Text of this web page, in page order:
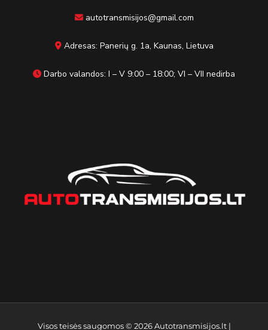
autotransmisijos@gmail.com
Adresas: Panerių g. 1a, Kaunas, Lietuva
Darbo valandos: I – V 9:00 – 18:00; VI – VII nedirba
Visos teisės saugomos © 2026Autotransmisijos.lt|